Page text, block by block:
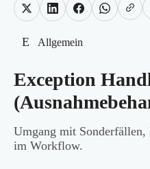
E Allgemein
Exception
Umgang mit
im Workflow.